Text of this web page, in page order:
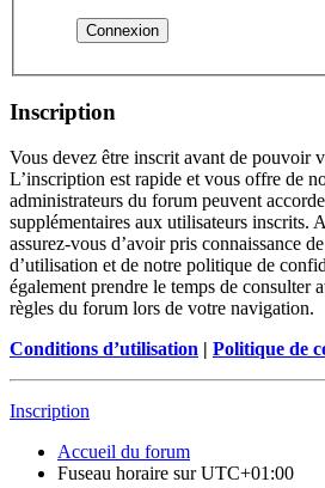
Inscription
Vous devez être inscrit avant de pouvoir
L’inscription est rapide et vous offre de
administrateurs du forum peuvent
supplémentaires aux utilisateurs inscrits.
assurez-vous d’avoir pris connaissance
d’utilisation et de notre politique de
également prendre le temps de consulter
règles du forum lors de votre navigation.
Conditions d’utilisation | Politique de
Inscription
Accueil du forum
Fuseau horaire surUTC+01:00